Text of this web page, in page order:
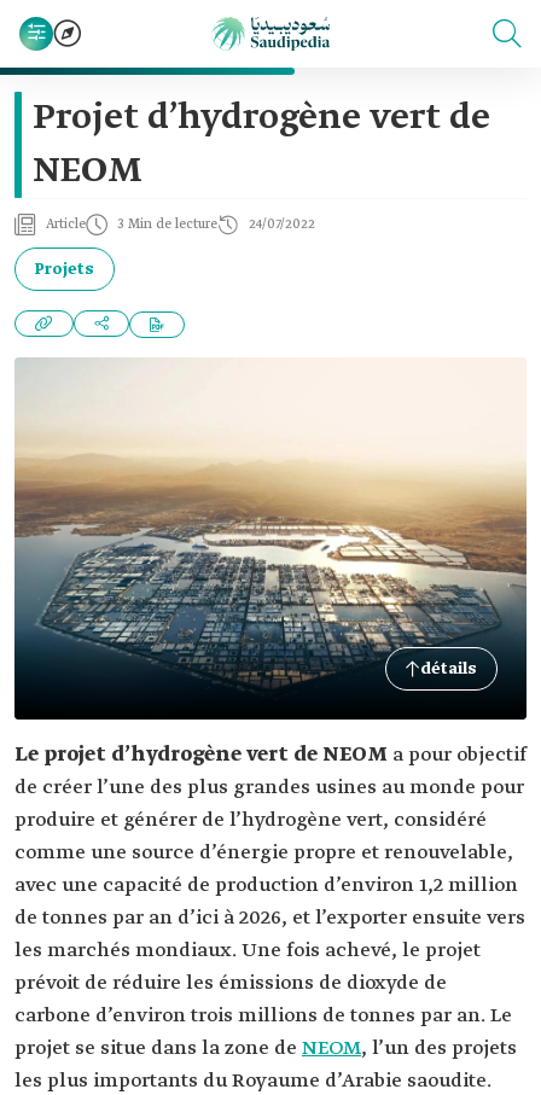
Projet d’hydrogène vert de
NEOM
Article 3 Min de lecture 24/07/2022
Projets
détails
Le projet d’hydrogène vert de NEOM a pour objectif
de créer l’une des plus grandes usines au monde pour
produire et générer de l’hydrogène vert, considéré
comme une source d’énergie propre et renouvelable,
avec une capacité de production d’environ 1,2 million
de tonnes par an d’ici à 2026, et l’exporter ensuite vers
les marchés mondiaux. Une fois achevé, le projet
prévoit de réduire les émissions de dioxyde de
carbone d’environ trois millions de tonnes par an. Le
projet se situe dans la zone de NEOM, l’un des projets
les plus importants du Royaume d’Arabie saoudite.